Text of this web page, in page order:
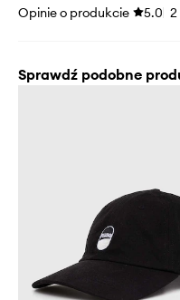
Opinie o produkcie 5.0 2
Sprawdź podobne